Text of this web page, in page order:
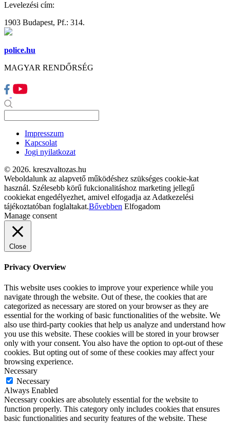
Levelezési cím:
1903 Budapest, Pf.: 314.
police.hu
MAGYAR RENDŐRSÉG
Impresszum
Kapcsolat
Jogi nyilatkozat
© 2026. kreszvaltozas.hu
Weboldalunk az alapvető működéshez szükséges cookie-kat
használ. Szélesebb körű fukcionalitáshoz marketing jellegű
cookiekat engedélyezhet, amivel elfogadja az Adatkezelési
tájékoztatóban foglaltakat.Bővebben Elfogadom
Manage consent
Close
Privacy Overview
This website uses cookies to improve your experience while you
navigate through the website. Out of these, the cookies that are
categorized as necessary are stored on your browser as they are
essential for the working of basic functionalities of the website. We
also use third-party cookies that help us analyze and understand how
you use this website. These cookies will be stored in your browser
only with your consent. You also have the option to opt-out of these
cookies. But opting out of some of these cookies may affect your
browsing experience.
Necessary
Necessary
Always Enabled
Necessary cookies are absolutely essential for the website to
function properly. This category only includes cookies that ensures
basic functionalities and security features of the website. These